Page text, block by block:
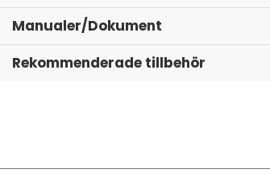
Manualer/Dokument
Rekommenderade tillbehör